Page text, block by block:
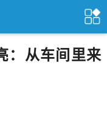
：从车间里来